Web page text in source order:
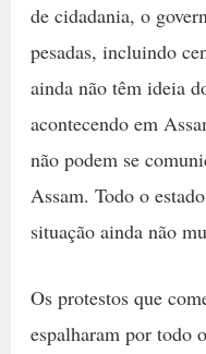
de cidadania, o
pesadas, incluindo
ainda não têm ideia
acontecendo em
não podem se
Assam. Todo o
situação ainda não
Os protestos que
espalharam por todo